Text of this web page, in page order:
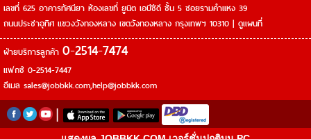
เลขที่ 625 อาคารทัศนียา ห้องเลขที่ ยูนิต เอบีซีดี ชั้น 5 ซอยรามคำแหง 39
ถนนประชาอุทิศ แขวงวังทองหลาง เขตวังทองหลาง กรุงเทพฯ 10310 | ดูแผนที่
ฝ่ายบริการลูกค้า 0-2514-7474
แฟกซ์ 0-2514-7447
อีเมล sales@jobbkk.com,help@jobbkk.com